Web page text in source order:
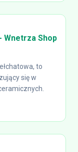
Wnetrza Shop
to
się w